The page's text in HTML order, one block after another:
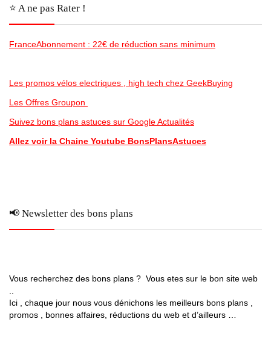
⭐️ A ne pas Rater !
FranceAbonnement : 22€ de réduction sans minimum
Les promos vélos electriques , high tech chez GeekBuying
Les Offres Groupon
Suivez bons plans astuces sur Google Actualités
Allez voir la Chaine Youtube BonsPlansAstuces
📢 Newsletter des bons plans
Vous recherchez des bons plans ? Vous etes sur le bon site web
Ici , chaque jour nous vous dénichons les meilleurs bons plans ,
promos , bonnes affaires, réductions du web et d’ailleurs …